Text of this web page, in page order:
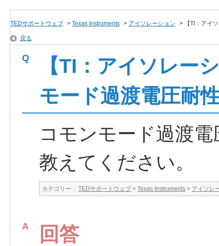
TEDサポートウェブ > Texas Instruments > アイソレーション > 【TI：アイ
戻る
【TI：アイソレ
モード過渡電圧耐
コモンモード過渡
教えてください。
カテゴリー : TEDサポートウェブ >Texas Instruments > アイソレ
回答